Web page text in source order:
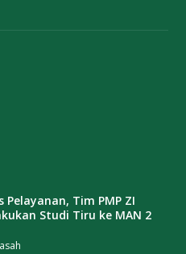
Tim PMP ZI
Studi Tiru ke MAN 2